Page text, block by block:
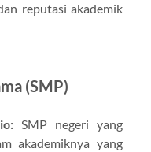
reputasi akademik
(SMP)
SMP negeri yang
akademiknya yang